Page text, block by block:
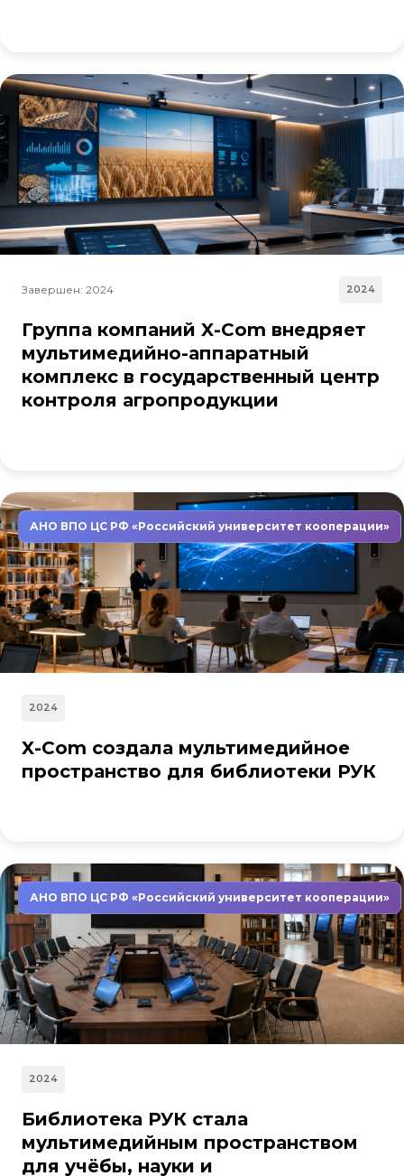
Завершен: 2024 2024
Группа компаний X-Com внедряет
мультимедийно-аппаратный
комплекс в государственный центр
контроля агропродукции
АНО ВПО ЦС РФ «Российский университет кооперации»
2024
X-Com создала мультимедийное
пространство для библиотеки РУК
АНО ВПО ЦС РФ «Российский университет кооперации»
2024
Библиотека РУК стала
мультимедийным пространством
для учёбы, науки и